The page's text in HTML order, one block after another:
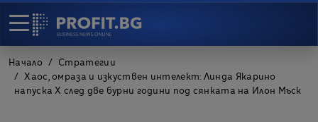
Начало
Стратегии
Хаос, омраза и изкуствен интелект: Линда Якарино
напуска X след две бурни години под сянката на Илон Мъск